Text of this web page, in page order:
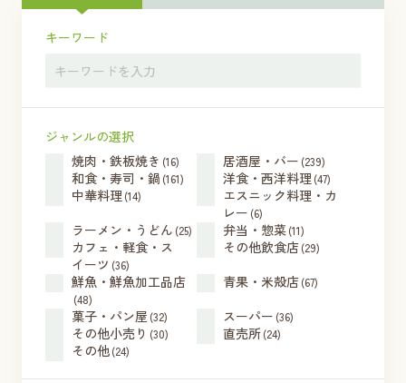
キーワード
ジャンルの選択
焼肉・鉄板焼き (16) 居酒屋・バー (239)
和食・寿司・鍋 (161) 洋食・西洋料理 (47)
中華料理 (14)
エスニック料理・カ
レー (6)
ラーメン・うどん (25) 弁当・惣菜(11)
カフェ・軽食・ス
イーツ (36)
その他飲食店(29)
鮮魚・鮮魚加工品店
(48)
青果・米殻店(67)
菓子・パン屋 (32) スーパー (36)
その他小売り (30) 直売所(24)
その他(24)